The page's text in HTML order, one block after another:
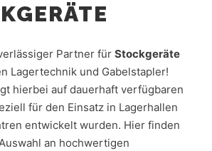
Partner für Stockgeräte
Lagertechnik und Gabelstapler!
hierbei auf dauerhaft verfügbaren
für den Einsatz in Lagerhallen
entwickelt wurden. Hier finden
an hochwertigen